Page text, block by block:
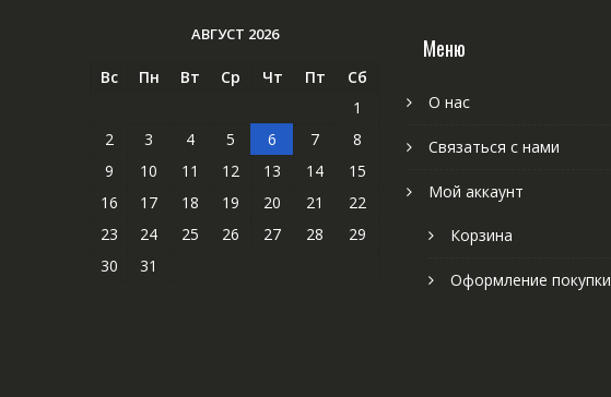
АВГУСТ 2026
Вс Пн Вт Ср Чт Пт
Сб
1
2
3 4 5 6 7
8
9
10 11 12 13 14
15
16
17 18 19 20 21
22
23
24 25 26 27 28
29
30
31
Меню
О нас
Связаться с нами
Мой аккаунт
Корзина
Оформление покупки